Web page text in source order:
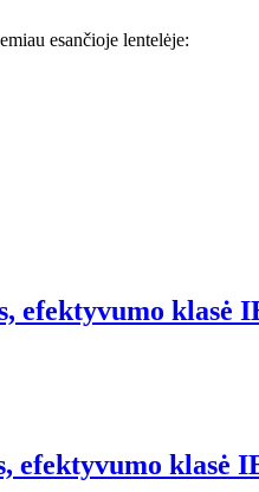
esančioje lentelėje:
klasė
klasė